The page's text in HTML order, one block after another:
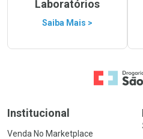
Laboratórios
Saiba Mais >
Ir para a
Institucional
Venda No Marketplace